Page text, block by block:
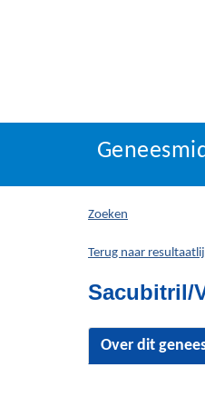
U
hier:
Zoeken
Terug naar
Sacubitril/
Over dit